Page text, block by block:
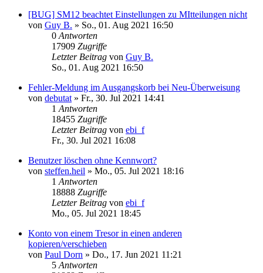
[BUG] SM12 beachtet Einstellungen zu MItteilungen nicht
von Guy B. » So., 01. Aug 2021 16:50
0 Antworten
17909 Zugriffe
Letzter Beitrag von Guy B.
So., 01. Aug 2021 16:50
Fehler-Meldung im Ausgangskorb bei Neu-Überweisung
von debutat » Fr., 30. Jul 2021 14:41
1 Antworten
18455 Zugriffe
Letzter Beitrag von ebi_f
Fr., 30. Jul 2021 16:08
Benutzer löschen ohne Kennwort?
von steffen.heil » Mo., 05. Jul 2021 18:16
1 Antworten
18888 Zugriffe
Letzter Beitrag von ebi_f
Mo., 05. Jul 2021 18:45
Konto von einem Tresor in einen anderen
kopieren/verschieben
von Paul Dorn » Do., 17. Jun 2021 11:21
5 Antworten